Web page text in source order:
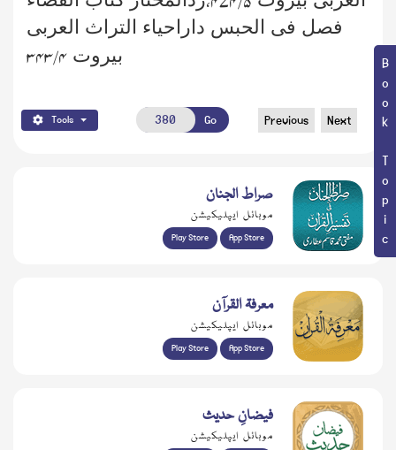
Book Topic
فصل فی الحبس داراحیاء التراث العربی
بیروت ۴ /۳۴۳
Tools Go Previous Next
صراط الجنان
موبائل ایپلیکیشن
Play Store App Store
معرفۃ القرآن
موبائل ایپلیکیشن
Play Store App Store
فیضانِ حدیث
موبائل ایپلیکیشن